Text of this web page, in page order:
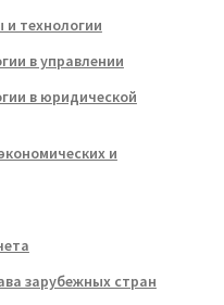
технологии
в управлении
в юридической
и
зарубежных стран